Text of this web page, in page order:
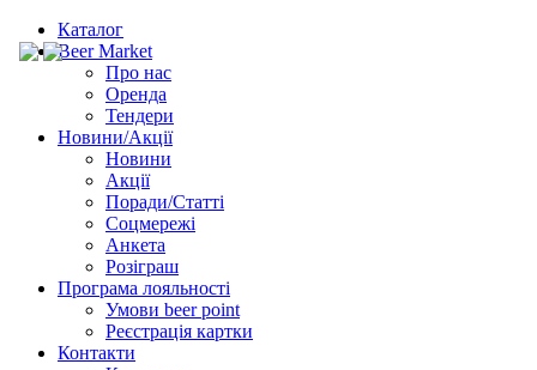
Каталог
Beer Market
Про нас
Оренда
Тендери
Новини/Акції
Новини
Акції
Поради/Статті
Соцмережі
Анкета
Розіграш
Програма лояльності
Умови beer point
Реєстрація картки
Контакти